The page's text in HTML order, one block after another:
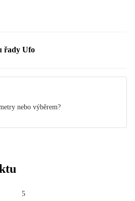
řady Ufo
nebo výběrem?
5